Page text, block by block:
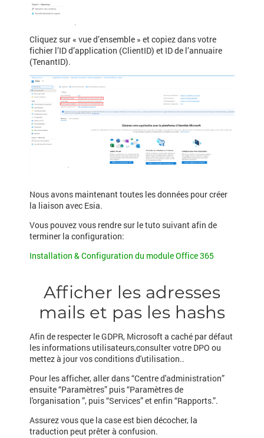
Cliquez sur « vue d’ensemble » et copiez dans votre
fichier l’ID d’application (ClientID) et ID de l’annuaire
(TenantID).
Nous avons maintenant toutes les données pour créer
la liaison avec Esia.
Vous pouvez vous rendre sur le tuto suivant afin de
terminer la configuration:
Installation & Configuration du module Office 365
Afficher les adresses
mails et pas les hashs
Afin de respecter le GDPR, Microsoft a caché par défaut
les informations utilisateurs,consulter votre DPO ou
mettez à jour vos conditions d'utilisation..
Pour les afficher, aller dans “Centre d'administration”
ensuite “Paramètres” puis “Paramètres de
l'organisation ”, puis “Services” et enfin “Rapports.”.
Assurez vous que la case est bien décocher, la
traduction peut prêter à confusion.